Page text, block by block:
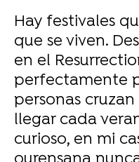
Hay festivales
que se viven.
en el
perfectamente
personas
llegar cada
curioso, en mi